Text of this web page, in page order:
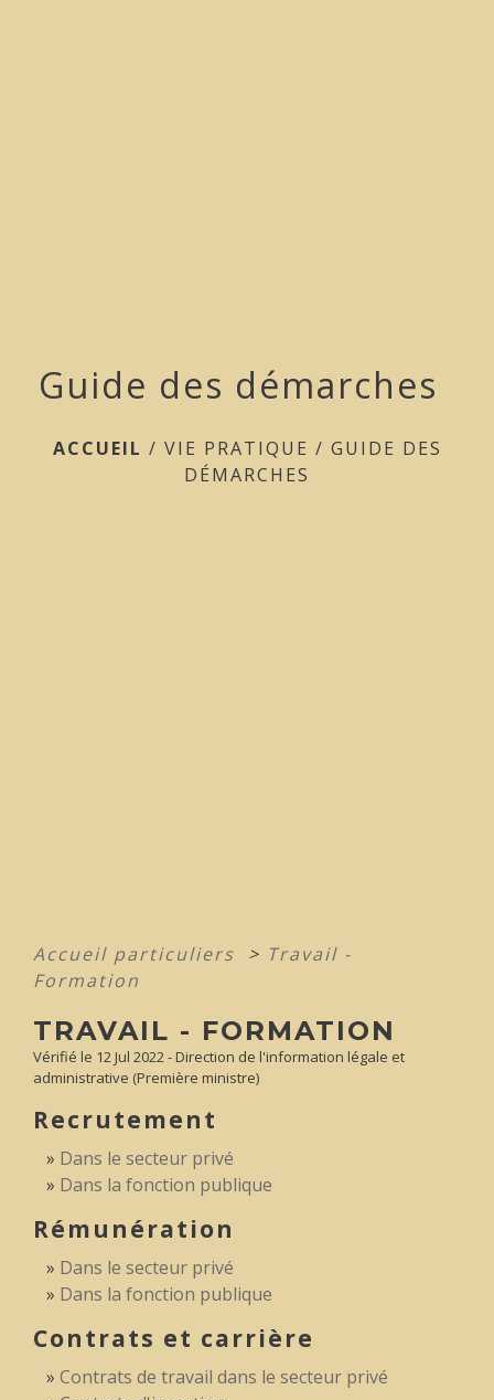
Guide des démarches
ACCUEIL / VIE PRATIQUE / GUIDE DES
DÉMARCHES
Accueil particuliers > Travail -
Formation
TRAVAIL - FORMATION
Vérifié le 12 Jul 2022 - Direction de l'information légale et
administrative (Première ministre)
Recrutement
Dans le secteur privé
Dans la fonction publique
Rémunération
Dans le secteur privé
Dans la fonction publique
Contrats et carrière
Contrats de travail dans le secteur privé